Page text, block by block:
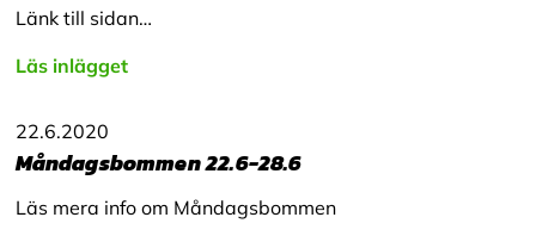
Länk till sidan…
Läs inlägget
22.6.2020
Måndagsbommen 22.6-28.6
Läs mera info om Måndagsbommen